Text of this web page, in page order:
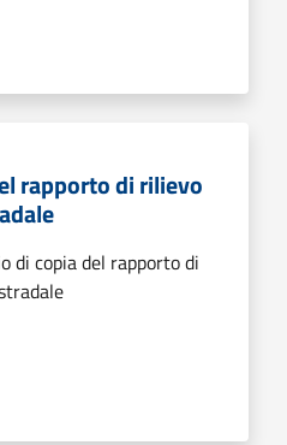
rapporto di rilievo
di copia del rapporto di